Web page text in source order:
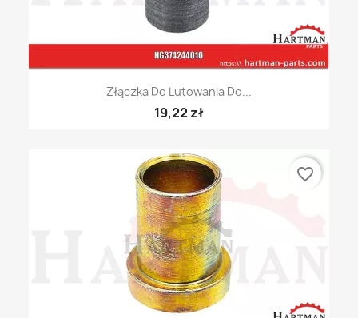
Złączka Do Lutowania Do...
19,22 zł
favorite_border